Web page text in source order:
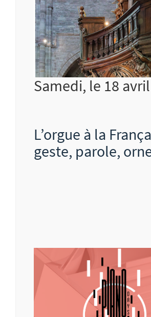
Samedi, le 18
L’orgue à la
geste, parole,